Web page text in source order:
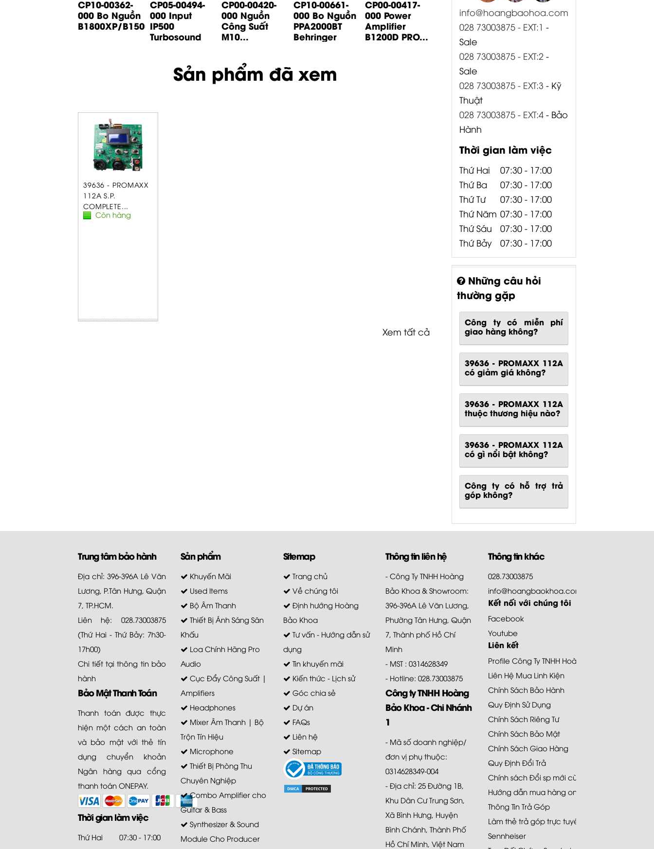
CP10-00362-
000 Bo Nguồn
B1800XP/B1500XP...
CP05-00494-
000 Input
IP500
Turbosound
CP00-00420-
000 Nguồn
Công Suất
M10...
CP10-00661-
000 Bo Nguồn
PPA2000BT
Behringer
CP00-00417-
000 Power
Amplifier
B1200D PRO...
CP05-00519-
000 Bo Input
B1500XP
Behringer
CP05-00520-
000 Bo Input
B1800XP
Sản phẩm đã xem
39636 - PROMAXX
112A S.P.
COMPLETE...
Còn hàng
Xem tất cả
info@hoangbaohoa.com
028 73003875 - EXT:1 -
Sale
028 73003875 - EXT:2 -
Sale
028 73003875 - EXT:3 - Kỹ
Thuật
028 73003875 - EXT:4 - Bảo
Hành
Thời gian làm việc
Thứ Hai
07:30 - 17:00
Thứ Ba
07:30 - 17:00
Thứ Tư
07:30 - 17:00
Thứ Năm 07:30 - 17:00
Thứ Sáu
07:30 - 17:00
Thứ Bảy
07:30 - 17:00
Những câu hỏi
thường gặp
Công ty có miễn phí
giao hàng không?
39636 - PROMAXX 112A
có giảm giá không?
39636 - PROMAXX 112A
thuộc thương hiệu nào?
39636 - PROMAXX 112A
có gì nổi bật không?
Công ty có hỗ trợ trả
góp không?
Trung tâm bảo hành
Địa chỉ: 396-396A Lê Văn
Lương, P.Tân Hưng, Quận
7, TP.HCM.
Liên hệ: 028.73003875
(Thứ Hai - Thứ Bảy: 7h30-
17h00)
Chi tiết tạithông tin bảo
hành
Bảo Mật Thanh Toán
Thanh toán được thực
hiện một cách an toàn
và bảo mật với thẻ tín
dụng chuyển khoản
Ngân hàng qua cổng
thanh toán ONEPAY.
Thời gian làm việc
Thứ Hai
07:30 - 17:00
Sản phẩm
Khuyến Mãi
Used Items
Bộ Âm Thanh
Thiết Bị Ánh Sáng Sân
Khấu
Loa Chính Hãng Pro
Audio
Cục Đẩy Công Suất |
Amplifiers
Headphones
Mixer Âm Thanh | Bộ
Trộn Tín Hiệu
Microphone
Thiết Bị Phòng Thu
Chuyên Nghiệp
Combo Amplifier cho
Guitar & Bass
Synthesizer & Sound
Module Cho Producer
Sitemap
Trang chủ
Về chúng tôi
Định hướng Hoàng
Bảo Khoa
Tư vấn - Hướng dẫn sử
dụng
Tin khuyến mãi
Kiến thức - Lịch sử
Góc chia sẻ
Dự án
FAQs
Liên hệ
Sitemap
Thông tin liên hệ
- Công Ty TNHH Hoàng
Bảo Khoa & Showroom:
396-396A Lê Văn Lương,
Phường Tân Hưng, Quận
7, Thành phố Hồ Chí
Minh
- MST : 0314628349
- Hotline: 028.73003875
Công ty TNHH Hoàng
Bảo Khoa - Chi Nhánh
1
- Mã số doanh nghiệp/
đơn vị phụ thuộc:
0314628349-004
- Địa chỉ: 25 Đường 1B,
Khu Dân Cư Trung Sơn,
Xã Bình Hưng, Huyện
Bình Chánh, Thành Phố
Hồ Chí Minh, Việt Nam
Thông tin khác
028.73003875
info@hoangbaokhoa.com
Kết nối với chúng tôi
Facebook
Youtube
Liên kết
Profile Công Ty TNHH Hoàng Bảo Khoa
Liên Hệ Mua Linh Kiện
Chính Sách Bảo Hành
Quy Định Sử Dụng
Chính Sách Riêng Tư
Chính Sách Bảo Mật
Chính Sách Giao Hàng
Quy Định Đổi Trả
Chính sách Đổi sp mới cùng loại 48H
Hướng dẫn mua hàng online
Thông Tin Trả Góp
Làm thẻ trả góp trực tuyến
Sennheiser